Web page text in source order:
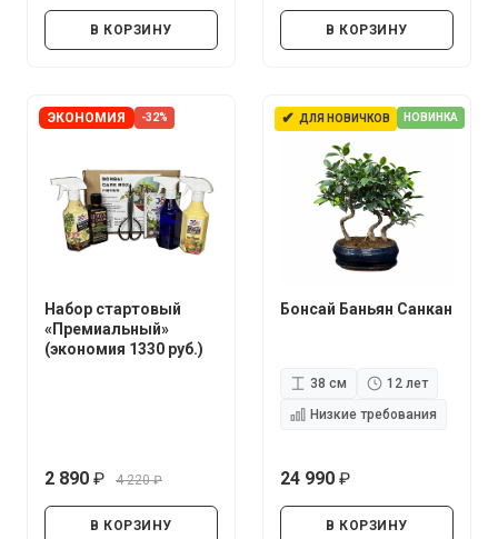
В КОРЗИНУ
В КОРЗИНУ
ЭКОНОМИЯ -32%
Набор стартовый
«Премиальный»
(экономия 1330 руб.)
2 890
4 220
В КОРЗИНУ
✔ ДЛЯ НОВИЧКОВ НОВИНКА
Бонсай Баньян Санкан
38 см
12 лет
Низкие требования
24 990
В КОРЗИНУ